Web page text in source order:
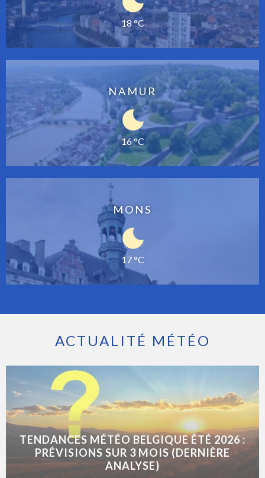
18 °C
NAMUR
16 °C
MONS
17 °C
ACTUALITÉ MÉTÉO
TENDANCES MÉTÉO BELGIQUE ÉTÉ 2026 :
PRÉVISIONS SUR 3 MOIS (DERNIÈRE
ANALYSE)